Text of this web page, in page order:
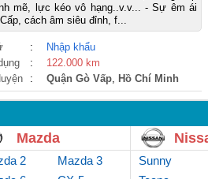
mẽ, lực kéo vô hạng..v.v... - Sự êm ái
cách âm siêu đỉnh, f...
:
Nhập khẩu
:
122.000 km
: Quận Gò Vấp, Hồ Chí Minh
Mazda
2
Mazda 3
Sunny